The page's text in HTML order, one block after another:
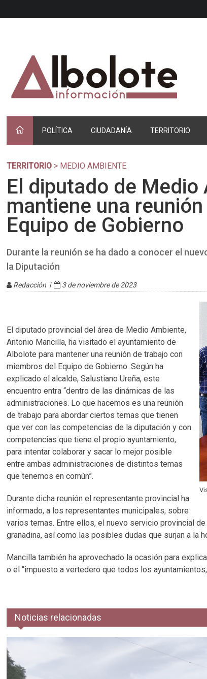
POLÍTICA CIUDADANÍA TERRITORIO
TERRITORIO > MEDIO AMBIENTE
El diputado de Medio
mantiene una
Equipo de Gobierno
Durante la reunión se ha dado a conocer el
la Diputación
Redacción | 3 de noviembre de 2023
El diputado provincial del área de Medio Ambiente,
Antonio Mancilla, ha visitado el ayuntamiento de
Albolote para mantener una reunión de trabajo con
miembros del Equipo de Gobierno. Según ha
explicado el alcalde, Salustiano Ureña, este
encuentro entra “dentro de las dinámicas de las
administraciones. Lo que hacemos es una reunión
de trabajo para abordar ciertos temas que tienen
que ver con las competencias de la diputación y con
competencias que tiene el propio ayuntamiento,
para intentar colaborar y sacar lo mejor posible
entre ambas administraciones de distintos temas
que tenemos en común”.
Durante dicha reunión el representante provincial ha
informado, a los representantes municipales, sobre
varios temas. Entre ellos, el nuevo servicio provincial
granadina, así como las posibles dudas que surjan a la
Mancilla también ha aprovechado la ocasión para
o el “impuesto a vertedero que todos los
Noticias relacionadas